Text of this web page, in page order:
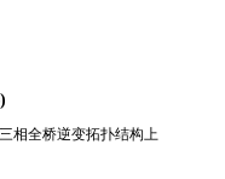
相全桥逆变拓扑结构上